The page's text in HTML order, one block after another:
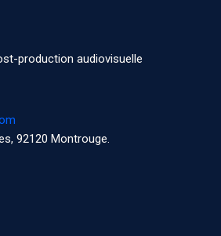
production audiovisuelle
92120 Montrouge.